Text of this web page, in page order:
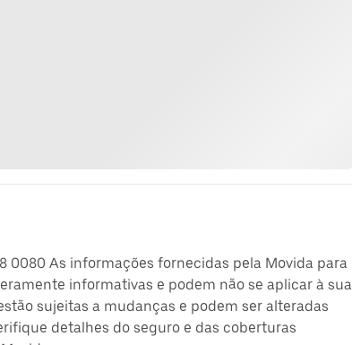
0080 As informações fornecidas pela Movida para
informativas e podem não se aplicar à sua
sujeitas a mudanças e podem ser alteradas
detalhes do seguro e das coberturas